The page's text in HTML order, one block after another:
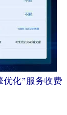
优化”服务收费